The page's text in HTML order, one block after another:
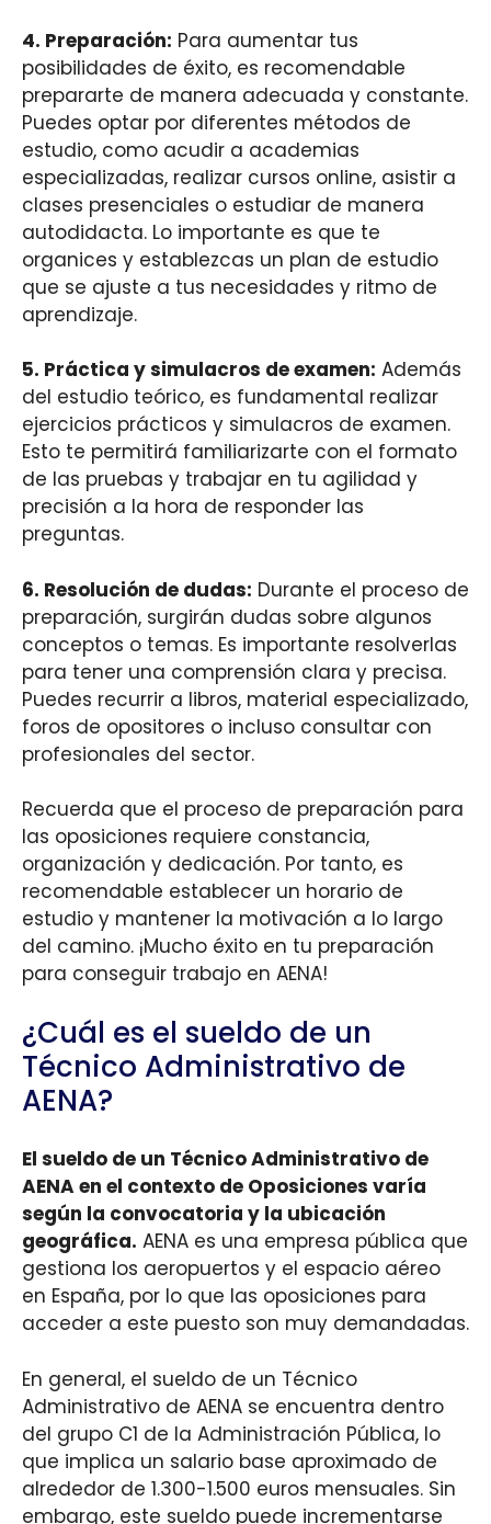
4. Preparación: Para aumentar tus
posibilidades de éxito, es recomendable
prepararte de manera adecuada y constante.
Puedes optar por diferentes métodos de
estudio, como acudir a academias
especializadas, realizar cursos online, asistir a
clases presenciales o estudiar de manera
autodidacta. Lo importante es que te
organices y establezcas un plan de estudio
que se ajuste a tus necesidades y ritmo de
aprendizaje.
5. Práctica y simulacros de examen: Además
del estudio teórico, es fundamental realizar
ejercicios prácticos y simulacros de examen.
Esto te permitirá familiarizarte con el formato
de las pruebas y trabajar en tu agilidad y
precisión a la hora de responder las
preguntas.
6. Resolución de dudas: Durante el proceso de
preparación, surgirán dudas sobre algunos
conceptos o temas. Es importante resolverlas
para tener una comprensión clara y precisa.
Puedes recurrir a libros, material especializado,
foros de opositores o incluso consultar con
profesionales del sector.
Recuerda que el proceso de preparación para
las oposiciones requiere constancia,
organización y dedicación. Por tanto, es
recomendable establecer un horario de
estudio y mantener la motivación a lo largo
del camino. ¡Mucho éxito en tu preparación
para conseguir trabajo en AENA!
¿Cuál es el sueldo de un
Técnico Administrativo de
AENA?
El sueldo de un Técnico Administrativo de
AENA en el contexto de Oposiciones varía
según la convocatoria y la ubicación
geográfica. AENA es una empresa pública que
gestiona los aeropuertos y el espacio aéreo
en España, por lo que las oposiciones para
acceder a este puesto son muy demandadas.
En general, el sueldo de un Técnico
Administrativo de AENA se encuentra dentro
del grupo C1 de la Administración Pública, lo
que implica un salario base aproximado de
alrededor de 1.300-1.500 euros mensuales. Sin
embargo, este sueldo puede incrementarse